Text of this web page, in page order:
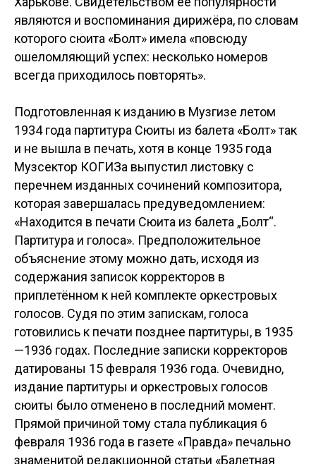
являются и воспоминания дирижёра, по словам
которого сюита «Болт» имела «повсюду
ошеломляющий успех: несколько номеров
всегда приходилось повторять».
Подготовленная к изданию в Музгизе летом
1934 года партитура Сюиты из балета «Болт» так
и не вышла в печать, хотя в конце 1935 года
Музсектор КОГИЗа выпустил листовку с
перечнем изданных сочинений композитора,
которая завершалась предуведомлением:
«Находится в печати Сюита из балета „Болт“.
Партитура и голоса». Предположительное
объяснение этому можно дать, исходя из
содержания записок корректоров в
приплетённом к ней комплекте оркестровых
голосов. Судя по этим запискам, голоса
готовились к печати позднее партитуры, в 1935
—1936 годах. Последние записки корректоров
датированы 15 февраля 1936 года. Очевидно,
издание партитуры и оркестровых голосов
сюиты было отменено в последний момент.
Прямой причиной тому стала публикация 6
февраля 1936 года в газете «Правда» печально
знаменитой редакционной статьи «Балетная